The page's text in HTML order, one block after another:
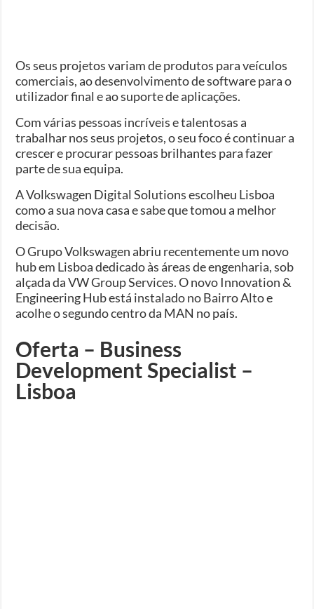
Os seus projetos variam de produtos para veículos
comerciais, ao desenvolvimento de software para o
utilizador final e ao suporte de aplicações.
Com várias pessoas incríveis e talentosas a
trabalhar nos seus projetos, o seu foco é continuar a
crescer e procurar pessoas brilhantes para fazer
parte de sua equipa.
A Volkswagen Digital Solutions escolheu Lisboa
como a sua nova casa e sabe que tomou a melhor
decisão.
O Grupo Volkswagen abriu recentemente um novo
hub em Lisboa dedicado às áreas de engenharia, sob
alçada da VW Group Services. O novo Innovation &
Engineering Hub está instalado no Bairro Alto e
acolhe o segundo centro da MAN no país.
Oferta – Business
Development Specialist –
Lisboa